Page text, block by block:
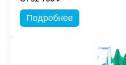
Подробнее